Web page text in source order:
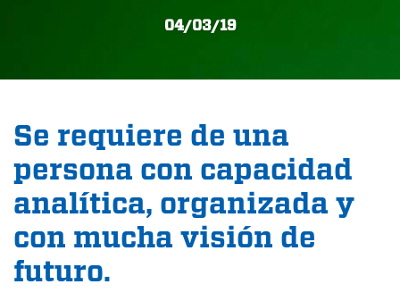
04/03/19
Se requiere de una
persona con capacidad
analítica, organizada y
con mucha visión de
futuro.